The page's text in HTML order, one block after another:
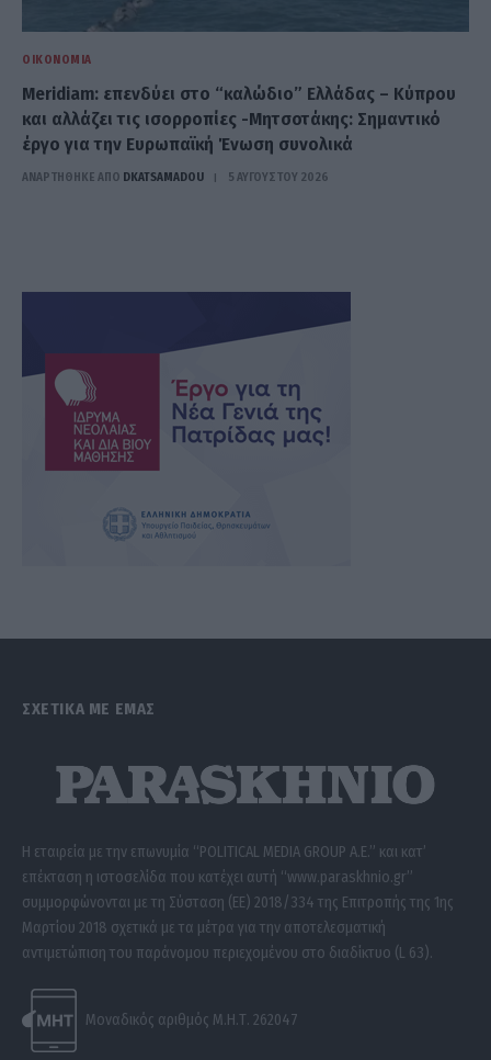
ΟΙΚΟΝΟΜΊΑ
Meridiam: επενδύει στο “καλώδιο” Ελλάδας – Κύπρου
και αλλάζει τις ισορροπίες -Μητσοτάκης: Σημαντικό
έργο για την Ευρωπαϊκή Ένωση συνολικά
ΑΝΑΡΤΗΘΗΚΕ ΑΠΟ DKATSAMADOU 5 ΑΥΓΟΎΣΤΟΥ 2026
ΣΧΕΤΙΚΑ ΜΕ ΕΜΑΣ
Η εταιρεία με την επωνυμία “POLITICAL MEDIA GROUP A.E.” και κατ’
επέκταση η ιστοσελίδα που κατέχει αυτή “www.paraskhnio.gr”
συμμορφώνονται με τη Σύσταση (ΕΕ) 2018/334 της Επιτροπής της 1ης
Μαρτίου 2018 σχετικά με τα μέτρα για την αποτελεσματική
αντιμετώπιση του παράνομου περιεχομένου στο διαδίκτυο (L 63).
Μοναδικός αριθμός Μ.Η.Τ. 262047